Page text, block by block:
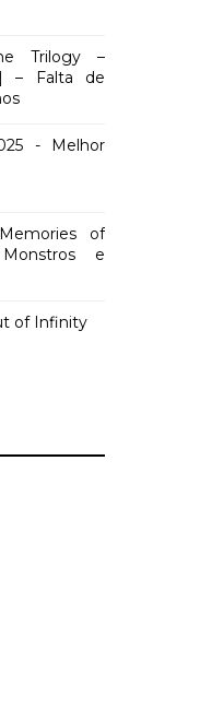
Trilogy –
– Falta de
- Melhor
of
e
of Infinity